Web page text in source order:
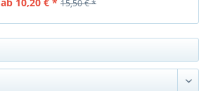
15,50 € *